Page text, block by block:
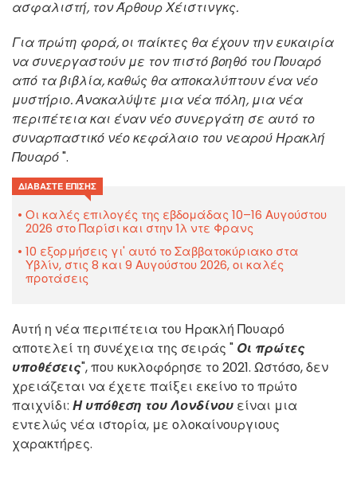
ασφαλιστή, τον Άρθουρ Χέιστινγκς.
Για πρώτη φορά, οι παίκτες θα έχουν την ευκαιρία
να συνεργαστούν με τον πιστό βοηθό του Πουαρό
από τα βιβλία, καθώς θα αποκαλύπτουν ένα νέο
μυστήριο. Ανακαλύψτε μια νέα πόλη, μια νέα
περιπέτεια και έναν νέο συνεργάτη σε αυτό το
συναρπαστικό νέο κεφάλαιο του νεαρού Ηρακλή
Πουαρό".
ΔΙΑΒΆΣΤΕ ΕΠΊΣΗΣ
Οι καλές επιλογές της εβδομάδας 10–16 Αυγούστου
2026 στο Παρίσι και στην Ίλ ντε Φρανς
10 εξορμήσεις γι' αυτό το Σαββατοκύριακο στα
Υβλίν, στις 8 και 9 Αυγούστου 2026, οι καλές
προτάσεις
Αυτή η νέα περιπέτεια του Ηρακλή Πουαρό
αποτελεί τη συνέχεια της σειράς " Οι πρώτες
υποθέσεις", που κυκλοφόρησε το 2021. Ωστόσο, δεν
χρειάζεται να έχετε παίξει εκείνο το πρώτο
παιχνίδι: Η υπόθεση του Λονδίνου είναι μια
εντελώς νέα ιστορία, με ολοκαίνουργιους
χαρακτήρες.